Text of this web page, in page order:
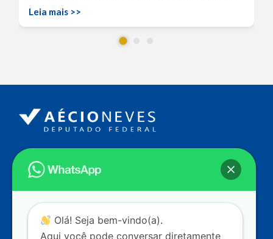
Leia mais >>
Endereço
Câmara dos Deputados
Ed. Principal, Ala C – Gabinete
Contato
dep.aecioneves@camara.leg.br
Olá! Seja bem-vindo(a).
Aqui você pode conversar diretamente